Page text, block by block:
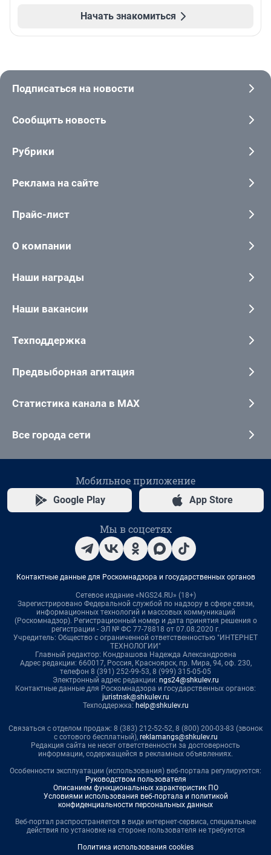
Начать знакомиться
Подписаться на новости
Сообщить новость
Рубрики
Реклама на сайте
Прайс-лист
О компании
Наши награды
Наши вакансии
Техподдержка
Предвыборная агитация
Статистика канала в MAX
Все города сети
Мобильное приложение
Google Play App Store
Мы в соцсетях
Контактные данные для Роскомнадзора и государственных органов
Сетевое издание «NGS24.RU» (18+)
Зарегистрировано Федеральной службой по надзору в сфере связи,
информационных технологий и массовых коммуникаций
(Роскомнадзор). Регистрационный номер и дата принятия решения о
регистрации - ЭЛ № ФС 77-78818 от 07.08.2020 г.
Учредитель: Общество с ограниченной ответственностью "ИНТЕРНЕТ
ТЕХНОЛОГИИ"
Главный редактор: Кондрашова Надежда Александровна
Адрес редакции: 660017, Россия, Красноярск, пр. Мира, 94, оф. 230,
телефон 8 (391) 252-99-53, 8 (999) 315-05-05
Электронный адрес редакции: ngs24@shkulev.ru
Контактные данные для Роскомнадзора и государственных органов:
juristnsk@shkulev.ru
Техподдержка: help@shkulev.ru
Связаться с отделом продаж: 8 (383) 212-52-52, 8 (800) 200-03-83 (звонок
с сотового бесплатный), reklamangs@shkulev.ru
Редакция сайта не несет ответственности за достоверность
информации, содержащейся в рекламных объявлениях.
Особенности эксплуатации (использования) веб-портала регулируются:
Руководством пользователя
Описанием функциональных характеристик ПО
Условиями использования веб-портала и политикой
конфиденциальности персональных данных
Веб-портал распространяется в виде интернет-сервиса, специальные
действия по установке на стороне пользователя не требуются
Политика использования cookies